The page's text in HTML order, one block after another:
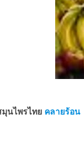
นไพรไทย คลายร้อน